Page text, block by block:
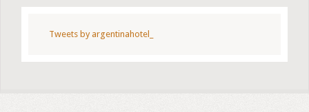
Tweets by argentinahotel_